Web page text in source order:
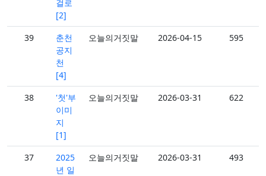
걸로
[2]
39
춘천
공지
천
[4]
오늘의거짓말 2026-04-15 595
38
'첫'부
이미
지
[1]
오늘의거짓말 2026-03-31 622
37
2025
년 일
오늘의거짓말 2026-03-31 493